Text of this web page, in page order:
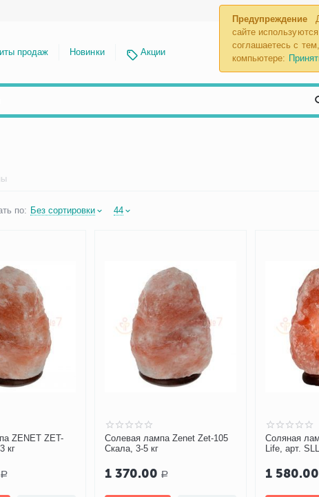
Предупреждение
сайте
соглашаетесь с
компьютере:
продаж Новинки Акции
по: Без сортировки 44
ZENET ZET-
кг
Р
Солевая лампа Zenet Zet-105
Скала, 3-5 кг
1 370.00 Р
Соляная
Life, арт.
1 580.00